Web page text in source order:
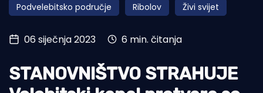
Otoci
Turizam i nautika
Pomorstvo
Ribolov
Podvelebitsko područje Ribolov Živi svijet
06 siječnja 2023 6 min. čitanja
STANOVNIŠTVO STRAHUJE